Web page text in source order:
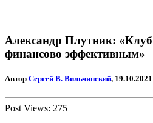
Александр Плутник: «Клуб
финансово эффективным»
Автор Сергей В. Вильчинский, 19.10.2021
Post Views: 275